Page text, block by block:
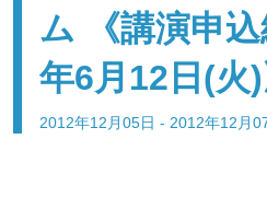
ム 《講演申
年6月12日(火)
2012年12月05日 - 2012年12月